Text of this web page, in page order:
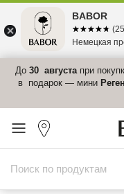
До 30 августапри
в подарок — мини
BABOR
☆☆☆☆☆
★★★★★
Немецкая